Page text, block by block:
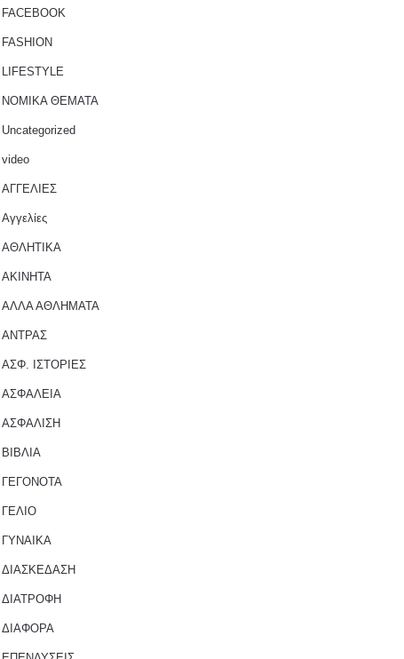
FACEBOOK
FASHION
LIFESTYLE
NOMIKA ΘΕΜΑΤΑ
Uncategorized
video
ΑΓΓΕΛΙΕΣ
Αγγελίες
ΑΘΛΗΤΙΚΑ
ΑΚΙΝΗΤΑ
ΑΛΛΑ ΑΘΛΗΜΑΤΑ
ΑΝΤΡΑΣ
ΑΣΦ. ΙΣΤΟΡΙΕΣ
ΑΣΦΑΛΕΙΑ
ΑΣΦΑΛΙΣΗ
ΒΙΒΛΙΑ
ΓΕΓΟΝΟΤΑ
ΓΕΛΙΟ
ΓΥΝΑΙΚΑ
ΔΙΑΣΚΕΔΑΣΗ
ΔΙΑΤΡΟΦΗ
ΔΙΑΦΟΡΑ